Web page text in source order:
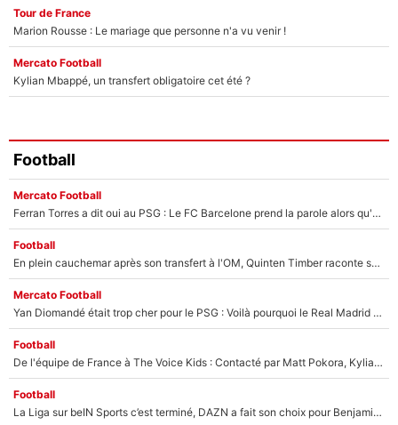
Tour de France
Marion Rousse : Le mariage que personne n'a vu venir !
Mercato Football
Kylian Mbappé, un transfert obligatoire cet été ?
Football
Mercato Football
Ferran Torres a dit oui au PSG : Le FC Barcelone prend la parole alors qu'un transfert de l'attaquant espagnol prend forme
Football
En plein cauchemar après son transfert à l'OM, Quinten Timber raconte ses doutes après sa signature à Marseille
Mercato Football
Yan Diomandé était trop cher pour le PSG : Voilà pourquoi le Real Madrid a accepté de payer la somme record de 140M€ pour boucler son transfert !
Football
De l'équipe de France à The Voice Kids : Contacté par Matt Pokora, Kylian Mbappé a accepté de jouer un rôle inédit sur TF1 !
Football
La Liga sur beIN Sports c’est terminé, DAZN a fait son choix pour Benjamin Da Silva et Omar Da Fonseca !